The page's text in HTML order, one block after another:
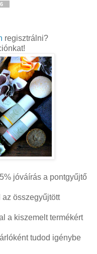
regisztrálni?
jóváírás a pontgyűjtő
összegyűjtött
a kiszemelt termékért
tudod igénybe